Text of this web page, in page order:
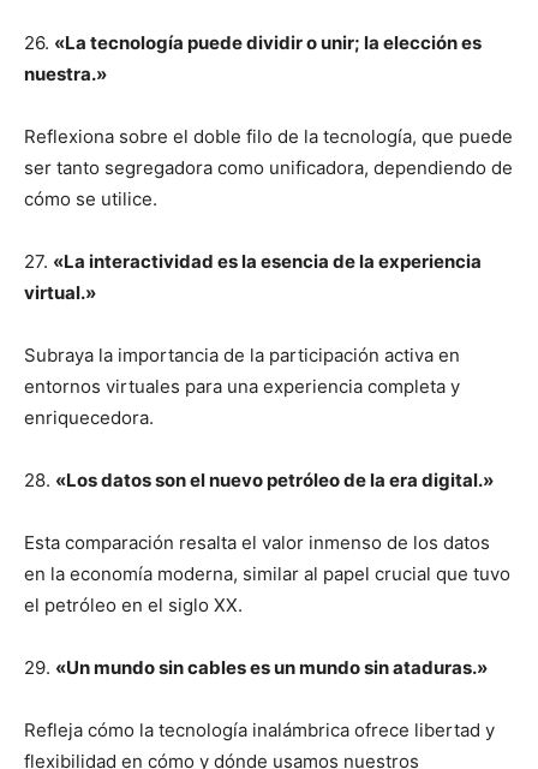
26. «La tecnología puede dividir o unir; la elección es
nuestra.»
Reflexiona sobre el doble filo de la tecnología, que puede
ser tanto segregadora como unificadora, dependiendo de
cómo se utilice.
27. «La interactividad es la esencia de la experiencia
virtual.»
Subraya la importancia de la participación activa en
entornos virtuales para una experiencia completa y
enriquecedora.
28. «Los datos son el nuevo petróleo de la era digital.»
Esta comparación resalta el valor inmenso de los datos
en la economía moderna, similar al papel crucial que tuvo
el petróleo en el siglo XX.
29. «Un mundo sin cables es un mundo sin ataduras.»
Refleja cómo la tecnología inalámbrica ofrece libertad y
flexibilidad en cómo y dónde usamos nuestros